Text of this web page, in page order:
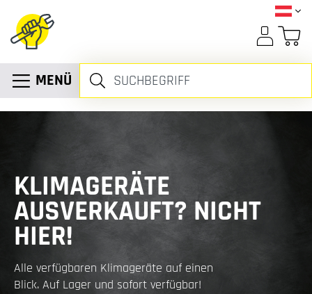
MENÜ
KLIMAGERÄTE
AUSVERKAUFT? NICHT
HIER!
Alle verfügbaren Klimageräte auf einen
Blick. Auf Lager und sofort verfügbar!